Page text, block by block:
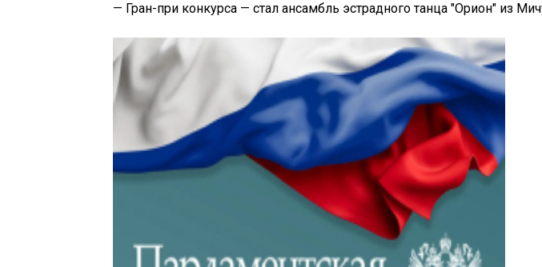
— Гран-при конкурса — стал ансамбль эстрадного танца "Орион" из